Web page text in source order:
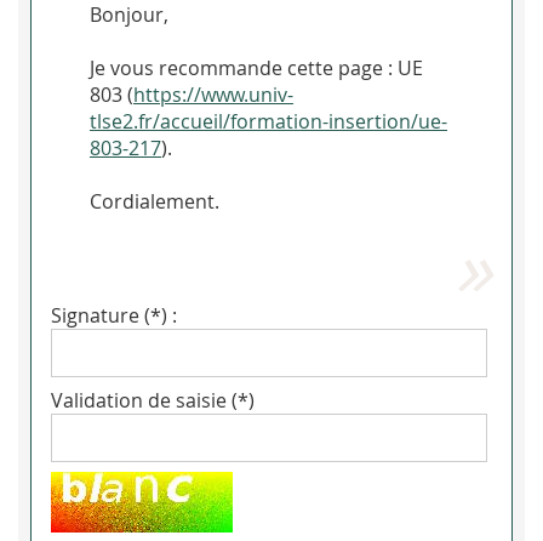
Bonjour,
Je vous recommande cette page : UE
803 (https://www.univ-
tlse2.fr/accueil/formation-insertion/ue-
803-217).
Cordialement.
Signature (*) :
Validation de saisie (*)